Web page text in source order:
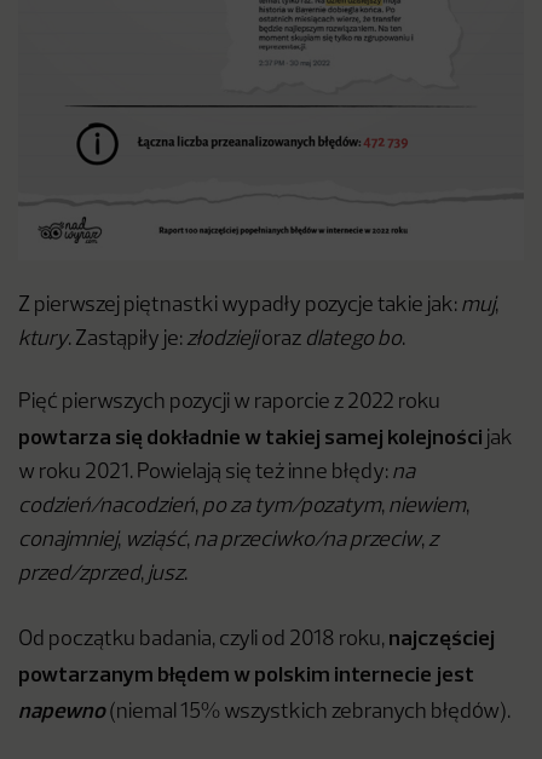
Z pierwszej piętnastki wypadły pozycje takie jak: muj,
ktury. Zastąpiły je: złodziejioraz dlatego bo.
Pięć pierwszych pozycji w raporcie z 2022 roku
powtarza się dokładnie w takiej samej kolejności jak
w roku 2021. Powielają się też inne błędy: na
codzień/nacodzień, po za tym/pozatym, niewiem,
conajmniej, wziąść, na przeciwko/na przeciw, z
przed/zprzed, jusz.
Od początku badania, czyli od 2018 roku, najczęściej
powtarzanym błędem w polskim internecie jest
napewno(niemal 15% wszystkich zebranych błędów).